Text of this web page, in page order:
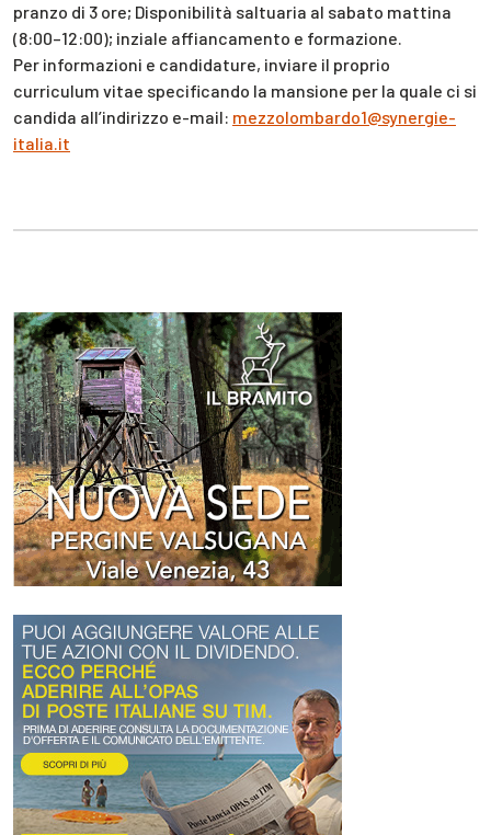
pranzo di 3 ore; Disponibilità saltuaria al sabato mattina
(8:00–12:00); inziale affiancamento e formazione.
Per informazioni e candidature, inviare il proprio
curriculum vitae specificando la mansione per la quale ci si
candida all’indirizzo e-mail: mezzolombardo1@synergie-
italia.it